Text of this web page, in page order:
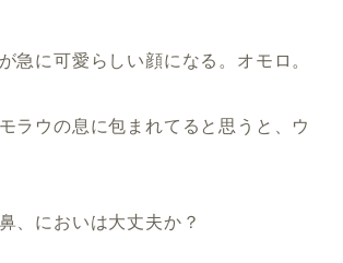
急に可愛らしい顔になる。オモロ。
ラウの息に包まれてると思うと、ウ
、においは大丈夫か？